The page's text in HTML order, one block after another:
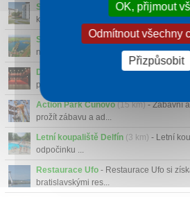
Sportovní areál x-bionic sphere (20 km)
komplex, kde se zdol...
Sluneční jezera Senec (24 km)- Dnes
najdete aquapark a...
Divadlo Aréna
- Divadlo Aréna sloužilo
patří svou...
Action Park Čunovo (15 km)- Zabavní
prožít zábavu a ad...
Letní koupaliště Delfín (3 km) - Letní
odpočinku ...
Restaurace Ufo - Restaurace Ufo si
bratislavskými res...
OK, přijmout
Odmítnout všechny
Přizpůsobit